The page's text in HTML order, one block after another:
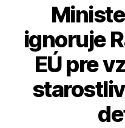
ignoruje
EÚ pre